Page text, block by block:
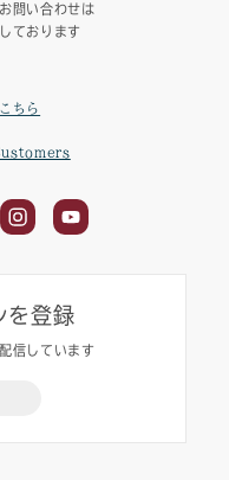
問い合わせは
ております
こちら
を登録
信しています